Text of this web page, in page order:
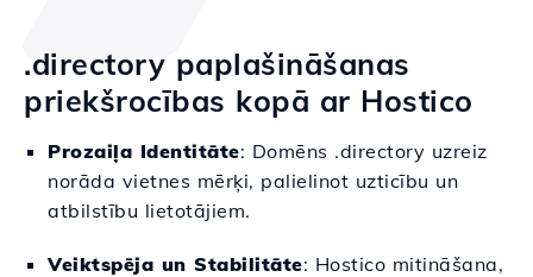
.directory paplašināšanas
priekšrocības kopā ar Hostico
Prozaiļa Identitāte: Domēns .directory uzreiz
norāda vietnes mērķi, palielinot uzticību un
atbilstību lietotājiem.
Veiktspēja un Stabilitāte: Hostico mitināšana,